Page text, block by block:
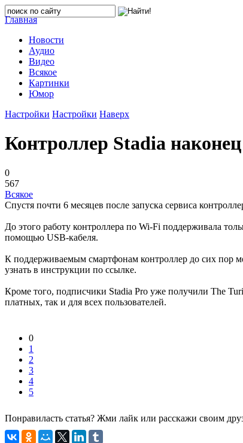
Главная
Новости
Аудио
Видео
Всякое
Картинки
Юмор
Настройки Настройки Наверх
Контроллер Stadia
0
567
Всякое
Спустя почти 6 месяцев после запуска сервиса
До этого работу контроллера по Wi-Fi поддерживала
помощью USB-кабеля.
К поддерживаемым смартфонам контроллер до сих пор
узнать в инструкции по ссылке.
Кроме того, подписчики Stadia Pro уже получили The
платных, так и для всех пользователей.
0
1
2
3
4
5
Понравиласть статья? Жми лайк или расскажи своим